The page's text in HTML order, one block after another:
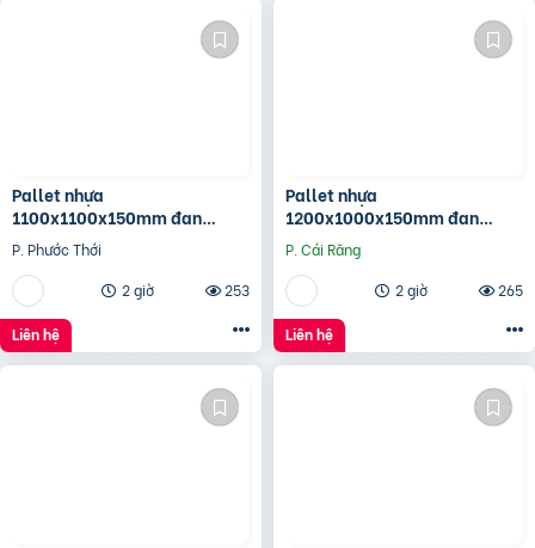
Pallet nhựa
1100x1100x150mm đan
thanh màu xanh dương và
đen
P. Phước Thới
2 giờ
253
Liên hệ
Pallet nhựa
1200x1000x150mm đan
thanh màu xanh dương và
đen
P. Cái Răng
2 giờ
265
Liên hệ